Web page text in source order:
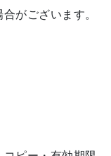
がございます。